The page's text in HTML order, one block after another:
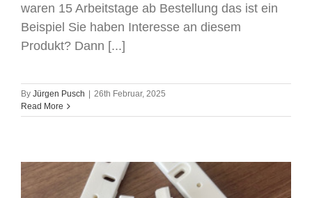
waren 15 Arbeitstage ab Bestellung das ist ein
Beispiel Sie haben Interesse an diesem
Produkt? Dann [...]
By Jürgen Pusch | 26th Februar, 2025
Read More